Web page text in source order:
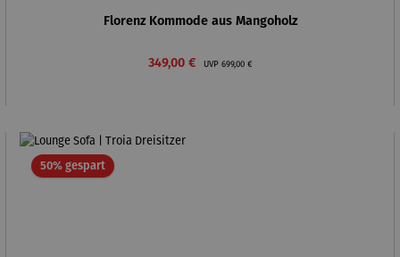
Florenz Kommode aus Mangoholz
Verkaufspreis:
349,00 € UVP Regulärer Preis:
699,00 €
50% gespartRabatt